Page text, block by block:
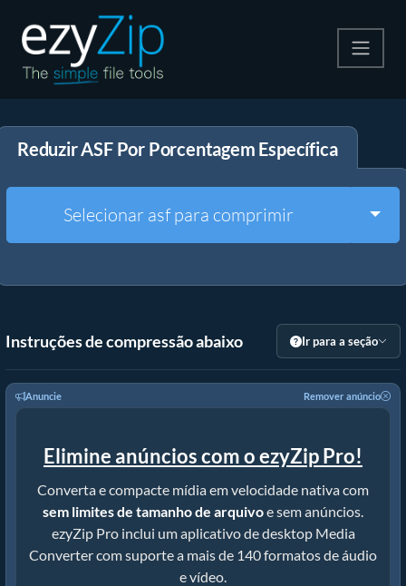
Descompactar
Outras Ferramentas
Reduzir ASF Por Porcentagem Específica
Selecionar asf para comprimir
Instruções de compressão abaixo Ir para a seção
Anuncie Remover anúncio
Elimine anúncios com o ezyZip Pro!
Converta e compacte mídia em velocidade nativa com
sem limites de tamanho de arquivoe sem anúncios.
ezyZip Pro inclui um aplicativo de desktop Media
Converter com suporte a mais de 140 formatos de áudio
e vídeo.